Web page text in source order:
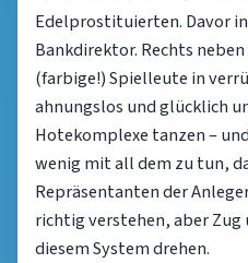
Edelprostituierten. Davor
Bankdirektor. Rechts
(farbige!) Spielleute in
ahnungslos und glücklich
Hotekomplexe tanzen –
wenig mit all dem zu tun,
Repräsentanten der
richtig verstehen, aber Zug
diesem System drehen.